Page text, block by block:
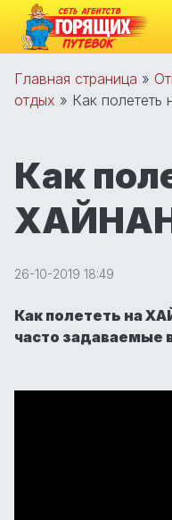
Главная страница »
отдых » Как
Как
26-10-2019 18:49
Как полететь на
часто задаваемые